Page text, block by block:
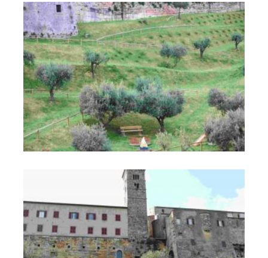
Parco Cittadino "Orto del Vescovo" "Caduti di Nassirya"
Parco Cittadino "Orto del Vescovo" "Caduti di Nassirya"